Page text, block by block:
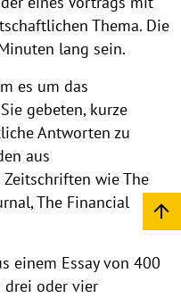
Thema. Die
lang sein.
es um das
gebeten, kurze
Antworten zu
aus
wie The
The Financial
einem Essay von 400
drei oder vier